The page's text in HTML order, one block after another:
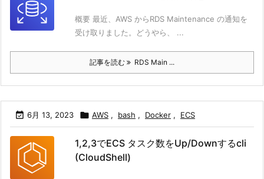
概要 最近、AWS からRDS Maintenance の通知を
受け取りました。どうやら、 ...
記事を読む RDS Main ...
 6月 13, 2023  AWS , bash , Docker , ECS
1,2,3でECS タスク数をUp/Downするcli
(CloudShell)